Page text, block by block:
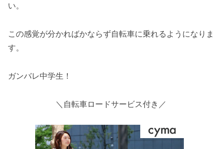
い。
この感覚が分かればかならず自転車に乗れるようになりま
す。
ガンバレ中学生！
＼自転車ロードサービス付き／